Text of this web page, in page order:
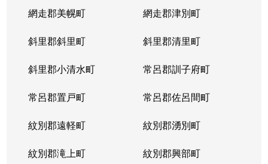
網走郡美幌町 網走郡津別町
斜里郡斜里町 斜里郡清里町
斜里郡小清水町 常呂郡訓子府町
常呂郡置戸町 常呂郡佐呂間町
紋別郡遠軽町 紋別郡湧別町
紋別郡滝上町 紋別郡興部町